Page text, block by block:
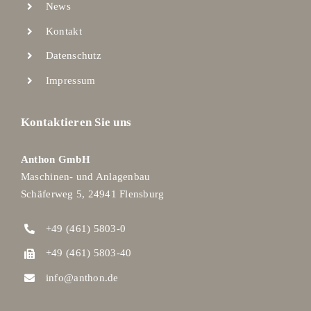
News
Kontakt
Datenschutz
Impressum
Kontaktieren Sie uns
Anthon GmbH
Maschinen- und Anlagenbau
Schäferweg 5, 24941 Flensburg
+49 (461) 5803-0
+49 (461) 5803-40
info@anthon.de